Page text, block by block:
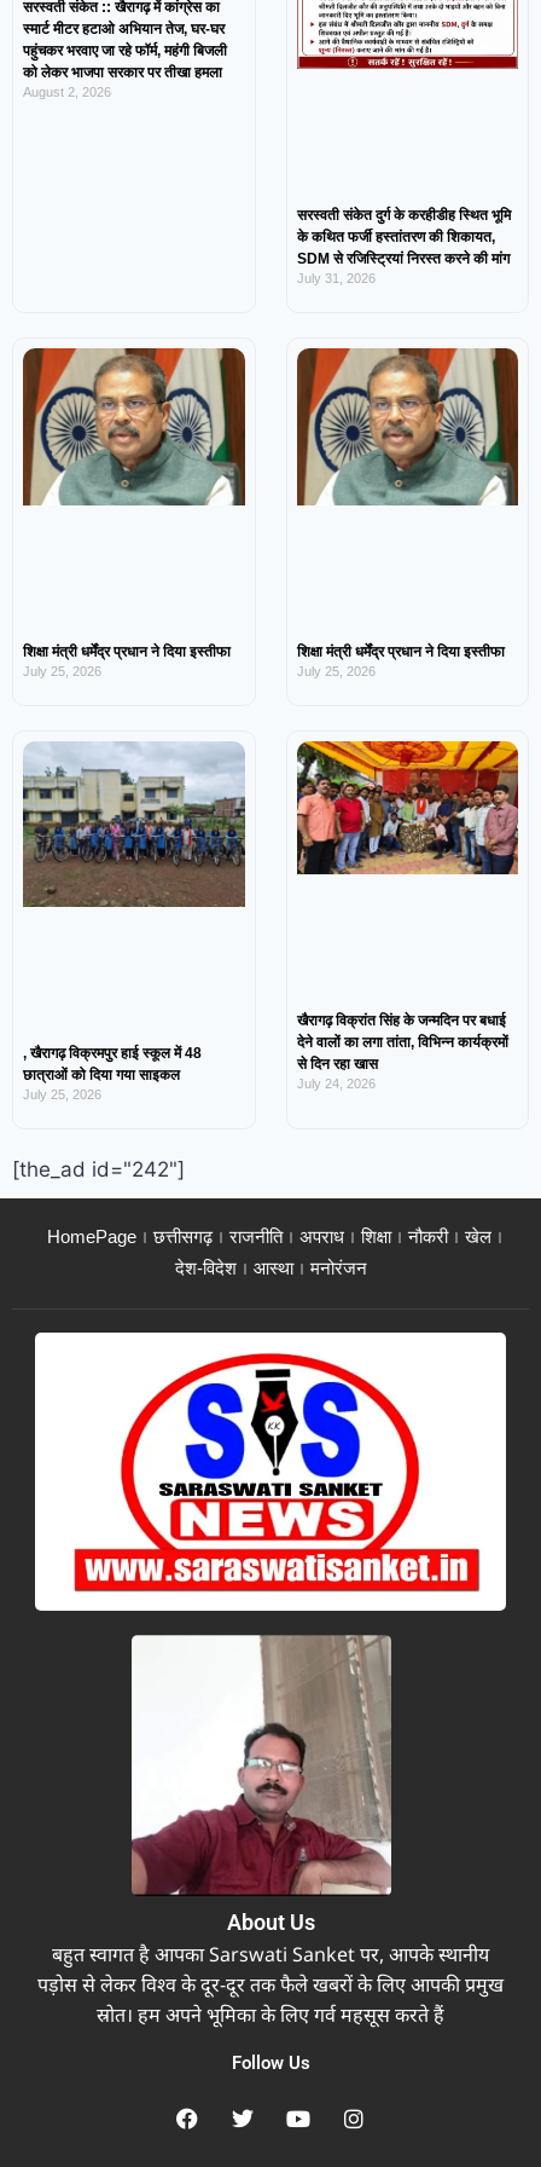
सरस्वती संकेत :: खैरागढ़ में कांग्रेस का
स्मार्ट मीटर हटाओ अभियान तेज, घर-घर
पहुंचकर भरवाए जा रहे फॉर्म, महंगी बिजली
को लेकर भाजपा सरकार पर तीखा हमला
August 2, 2026
सरस्वती संकेत दुर्ग के करहीडीह स्थित भूमि
के कथित फर्जी हस्तांतरण की शिकायत,
SDM से रजिस्ट्रियां निरस्त करने की मांग
July 31, 2026
शिक्षा मंत्री धर्मेंद्र प्रधान ने दिया इस्तीफा
July 25, 2026
शिक्षा मंत्री धर्मेंद्र प्रधान ने दिया इस्तीफा
July 25, 2026
, खैरागढ़ विक्रमपुर हाई स्कूल में 48
छात्राओं को दिया गया साइकल
July 25, 2026
खैरागढ़ विक्रांत सिंह के जन्मदिन पर बधाई
देने वालों का लगा तांता, विभिन्न कार्यक्रमों
से दिन रहा खास
July 24, 2026
[the_ad id="242"]
HomePage छत्तीसगढ़ राजनीति अपराध शिक्षा नौकरी
खेल
देश-विदेश
आस्था मनोरंजन
About Us
बहुत स्वागत है आपका Sarswati Sanket पर, आपके स्थानीय
पड़ोस से लेकर विश्व के दूर-दूर तक फैले खबरों के लिए आपकी प्रमुख
स्रोत। हम अपने भूमिका के लिए गर्व महसूस करते हैं
Follow Us